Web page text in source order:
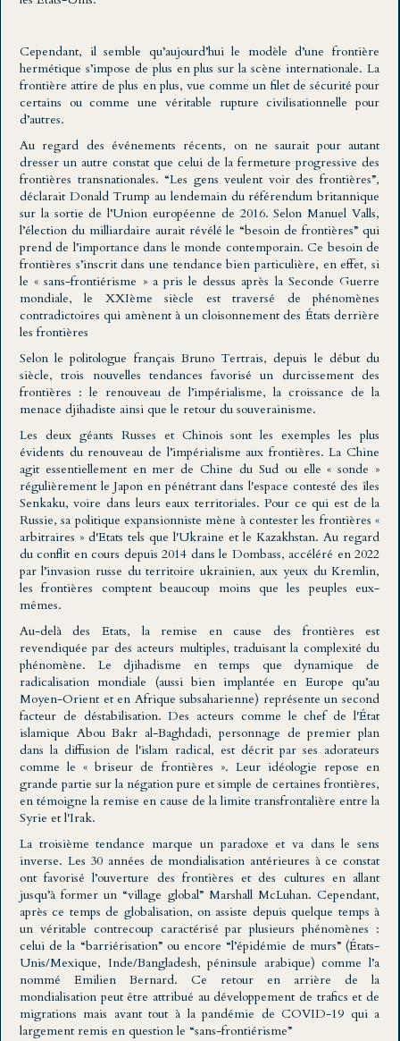
Cependant, il semble qu’aujourd’hui le modèle d’une frontière
hermétique s’impose de plus en plus sur la scène internationale. La
frontière attire de plus en plus, vue comme un filet de sécurité pour
certains ou comme une véritable rupture civilisationnelle pour
d’autres.
Au regard des événements récents, on ne saurait pour autant
dresser un autre constat que celui de la fermeture progressive des
frontières transnationales. “Les gens veulent voir des frontières”,
déclarait Donald Trump au lendemain du référendum britannique
sur la sortie de l’Union européenne de 2016. Selon Manuel Valls,
l’élection du milliardaire aurait révélé le “besoin de frontières” qui
prend de l’importance dans le monde contemporain. Ce besoin de
frontières s’inscrit dans une tendance bien particulière, en effet, si
le « sans-frontiérisme » a pris le dessus après la Seconde Guerre
mondiale, le XXIème siècle est traversé de phénomènes
contradictoires qui amènent à un cloisonnement des États derrière
les frontières
Selon le politologue français Bruno Tertrais, depuis le début du
siècle, trois nouvelles tendances favorisé un durcissement des
frontières : le renouveau de l’impérialisme, la croissance de la
menace djihadiste ainsi que le retour du souverainisme.
Les deux géants Russes et Chinois sont les exemples les plus
évidents du renouveau de l’impérialisme aux frontières. La Chine
agit essentiellement en mer de Chine du Sud ou elle « sonde »
régulièrement le Japon en pénétrant dans l'espace contesté des îles
Senkaku, voire dans leurs eaux territoriales. Pour ce qui est de la
Russie, sa politique expansionniste mène à contester les frontières «
arbitraires » d'Etats tels que l'Ukraine et le Kazakhstan. Au regard
du conflit en cours depuis 2014 dans le Dombass, accéléré en 2022
par l’invasion russe du territoire ukrainien, aux yeux du Kremlin,
les frontières comptent beaucoup moins que les peuples eux-
mêmes.
Au-delà des Etats, la remise en cause des frontières est
revendiquée par des acteurs multiples, traduisant la complexité du
phénomène. Le djihadisme en temps que dynamique de
radicalisation mondiale (aussi bien implantée en Europe qu’au
Moyen-Orient et en Afrique subsaharienne) représente un second
facteur de déstabilisation. Des acteurs comme le chef de l'État
islamique Abou Bakr al-Baghdadi, personnage de premier plan
dans la diffusion de l'islam radical, est décrit par ses adorateurs
comme le « briseur de frontières ». Leur idéologie repose en
grande partie sur la négation pure et simple de certaines frontières,
en témoigne la remise en cause de la limite transfrontalière entre la
Syrie et l'Irak.
La troisième tendance marque un paradoxe et va dans le sens
inverse. Les 30 années de mondialisation antérieures à ce constat
ont favorisé l’ouverture des frontières et des cultures en allant
jusqu’à former un “village global” Marshall McLuhan. Cependant,
après ce temps de globalisation, on assiste depuis quelque temps à
un véritable contrecoup caractérisé par plusieurs phénomènes :
celui de la “barriérisation” ou encore “l’épidémie de murs” (États-
Unis/Mexique, Inde/Bangladesh, péninsule arabique) comme l’a
nommé Emilien Bernard. Ce retour en arrière de la
mondialisation peut être attribué au développement de trafics et de
migrations mais avant tout à la pandémie de COVID-19 qui a
largement remis en question le “sans-frontiérisme”